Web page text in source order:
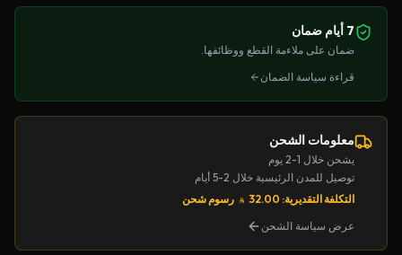
7 أيام ضمان
ضمان على ملاءمة القطع ووظائفها.
قراءة سياسة الضمان
معلومات الشحن
يشحن خلال 1-2 يوم
توصيل للمدن الرئيسية خلال 2-5 أيام
التكلفة التقديرية: 32.00
رسوم شحن
عرض سياسة الشحن